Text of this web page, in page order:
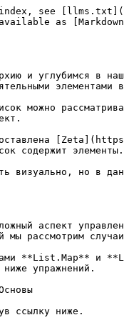
направленных на работу с импортированной геометрией. От упражнения к упражнению структура данных будет усложняться.

\![Упражнение](https://github.com/DynamoDS/DynamoPrimerNew/blob/master-rus/.gitbook/assets/n-dimensional%20lists%20-%202d%20lists%20basic%2001.jpg)

> 1. Начнем с файла SAT, расположенного в папке с файлами для упражнения. Добавим его в приложение с помощью узла **File Path**.
> 2. Узел **Geometry.ImportFromSAT** импортирует геометрию в Dynamo и отображает ее в виде двух поверхностей.

Для простоты в этом упражнении вы будете работать только с одной поверхностью.

!

> 1. Чтобы выбрать верхнюю поверхность, задайте индекс 1. Для этого добавьте узел **List.GetItemAtIndex**.
> 2. Отключите предварительный просмотр геометрии в области предварительного просмотра **Geometry.ImportFromSAT**.

Теперь нужно преобразовать поверхность в сетку точек.

!

> 1\. С помощью узла **Code Block** вставьте две следующие строки кода: `0..1..#10;` `0..1..#5;`.
>
> 2\. Используя узел **Surface.PointAtParameter**, соедините два значения Code Block с входными параметрами «u» и *v*. Задайте для параметра *Переплетение* этого узла значение *Векторное